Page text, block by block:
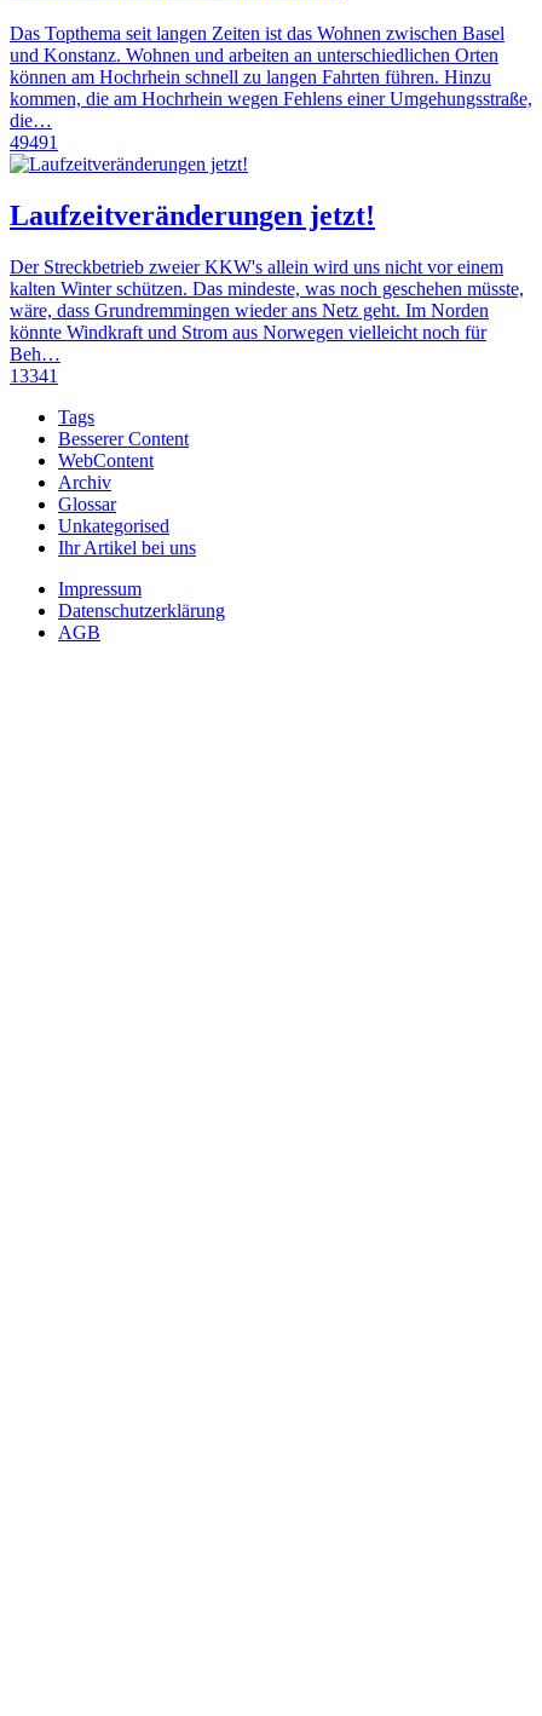
Das Topthema seit langen Zeiten ist das Wohnen zwischen Basel
und Konstanz. Wohnen und arbeiten an unterschiedlichen Orten
können am Hochrhein schnell zu langen Fahrten führen. Hinzu
kommen, die am Hochrhein wegen Fehlens einer Umgehungsstraße,
die…
49491
Laufzeitveränderungen jetzt!
Der Streckbetrieb zweier KKW's allein wird uns nicht vor einem
kalten Winter schützen. Das mindeste, was noch geschehen müsste,
wäre, dass Grundremmingen wieder ans Netz geht. Im Norden
könnte Windkraft und Strom aus Norwegen vielleicht noch für
Beh…
13341
Tags
Besserer Content
WebContent
Archiv
Glossar
Unkategorised
Ihr Artikel bei uns
Impressum
Datenschutzerklärung
AGB